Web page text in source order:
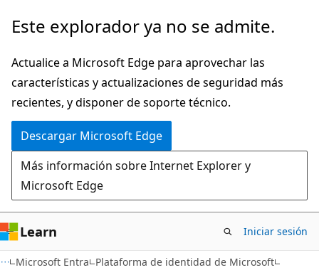
Ir
contenido
principal
Este explorador ya no se admite.
Actualice a Microsoft Edge para aprovechar las
características y actualizaciones de seguridad más
recientes, y disponer de soporte técnico.
Descargar Microsoft Edge
Más información sobre Internet Explorer y
Microsoft Edge
Learn Iniciar sesión
Microsoft Entra Plataforma de identidad de Microsoft